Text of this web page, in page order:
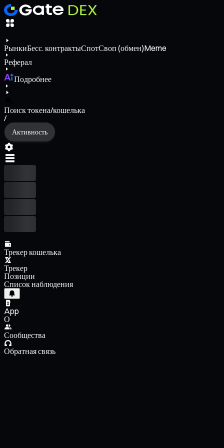
РынкиБесс. контрактыСпотСвоп (обмен)Meme
Реферал
Подробнее
Поиск токена/кошелька
/
Активность
Трекер кошелька
Трекер
Позиции
Список наблюдения
App
О
Сообщества
Обратная связь